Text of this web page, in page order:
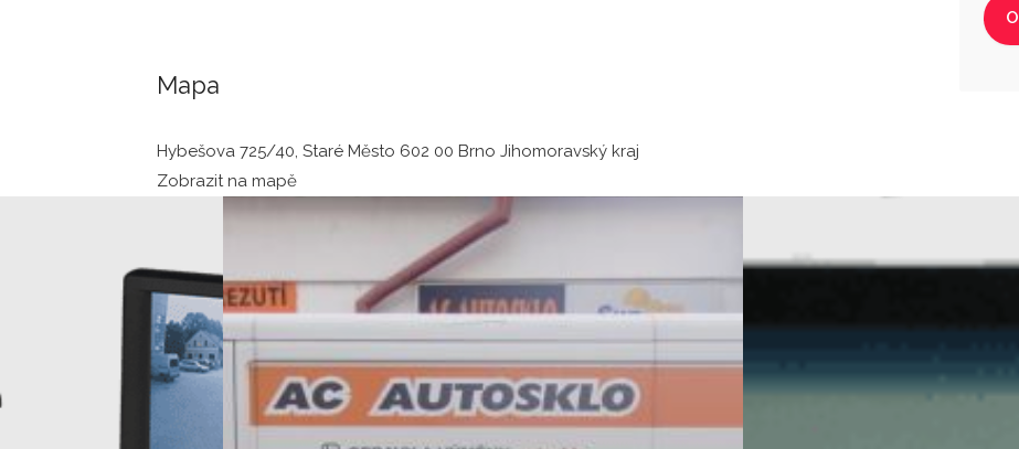
Mapa
Hybešova 725/40, Staré Město 602 00 Brno Jihomoravský kraj
Zobrazit na mapě